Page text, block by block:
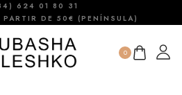
624 01 80 31
DE 50€ (PENÍNSULA)
0